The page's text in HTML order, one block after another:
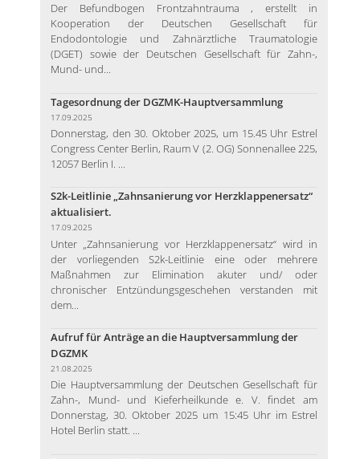
Der Befundbogen Frontzahntrauma , erstellt in
Kooperation der Deutschen Gesellschaft für
Endodontologie und Zahnärztliche Traumatologie
(DGET) sowie der Deutschen Gesellschaft für Zahn-,
Mund- und...
Tagesordnung der DGZMK-Hauptversammlung
17.09.2025
Donnerstag, den 30. Oktober 2025, um 15.45 Uhr Estrel
Congress Center Berlin, Raum V (2. OG) Sonnenallee 225,
12057 Berlin I. ...
S2k-Leitlinie „Zahnsanierung vor Herzklappenersatz“
aktualisiert.
17.09.2025
Unter „Zahnsanierung vor Herzklappenersatz“ wird in
der vorliegenden S2k-Leitlinie eine oder mehrere
Maßnahmen zur Elimination akuter und/ oder
chronischer Entzündungsgeschehen verstanden mit
dem...
Aufruf für Anträge an die Hauptversammlung der
DGZMK
21.08.2025
Die Hauptversammlung der Deutschen Gesellschaft für
Zahn-, Mund- und Kieferheilkunde e. V. findet am
Donnerstag, 30. Oktober 2025 um 15:45 Uhr im Estrel
Hotel Berlin statt. ...